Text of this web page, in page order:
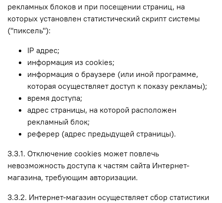
рекламных блоков и при посещении страниц, на
которых установлен статистический скрипт системы
("пиксель"):
IP адрес;
информация из cookies;
информация о браузере (или иной программе,
которая осуществляет доступ к показу рекламы);
время доступа;
адрес страницы, на которой расположен
рекламный блок;
реферер (адрес предыдущей страницы).
3.3.1. Отключение cookies может повлечь
невозможность доступа к частям сайта Интернет-
магазина, требующим авторизации.
3.3.2. Интернет-магазин осуществляет сбор статистики